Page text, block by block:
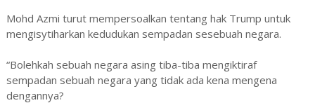
Mohd Azmi turut mempersoalkan tentang hak Trump untuk
mengisytiharkan kedudukan sempadan sesebuah negara.
“Bolehkah sebuah negara asing tiba-tiba mengiktiraf
sempadan sebuah negara yang tidak ada kena mengena
dengannya?